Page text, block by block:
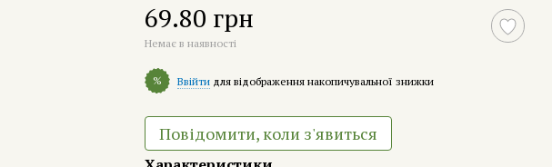
69.80 грн
Немає в наявності
% Ввійти для відображення накопичувальної знижки
Повідомити, коли з'явиться